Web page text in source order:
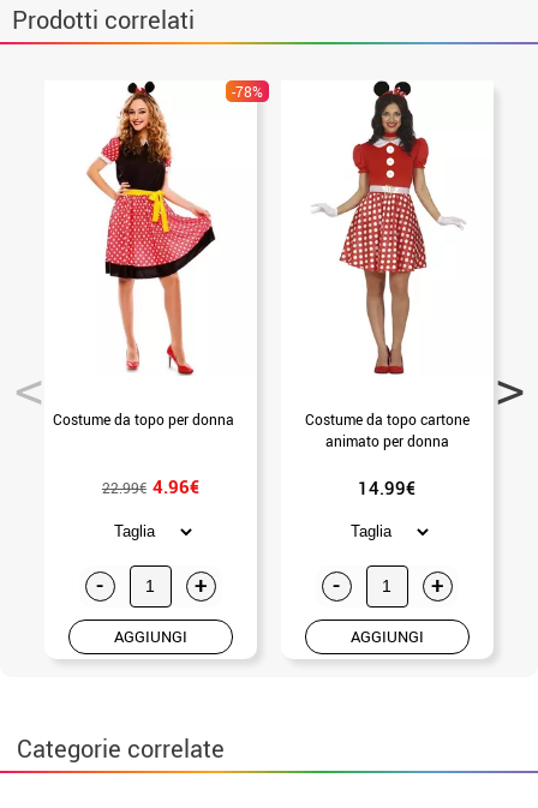
Prodotti correlati
-78%
Costume da topo per donna
22.99€ 4.96€
- +
AGGIUNGI
Costume da topo cartone
animato per donna
14.99€
- +
AGGIUNGI
Categorie correlate